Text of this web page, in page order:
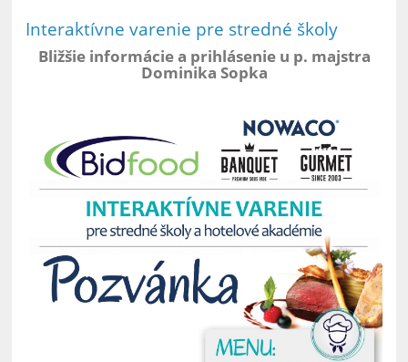
Interaktívne varenie pre stredné školy
Bližšie informácie a prihlásenie u p. majstra
Dominika Sopka